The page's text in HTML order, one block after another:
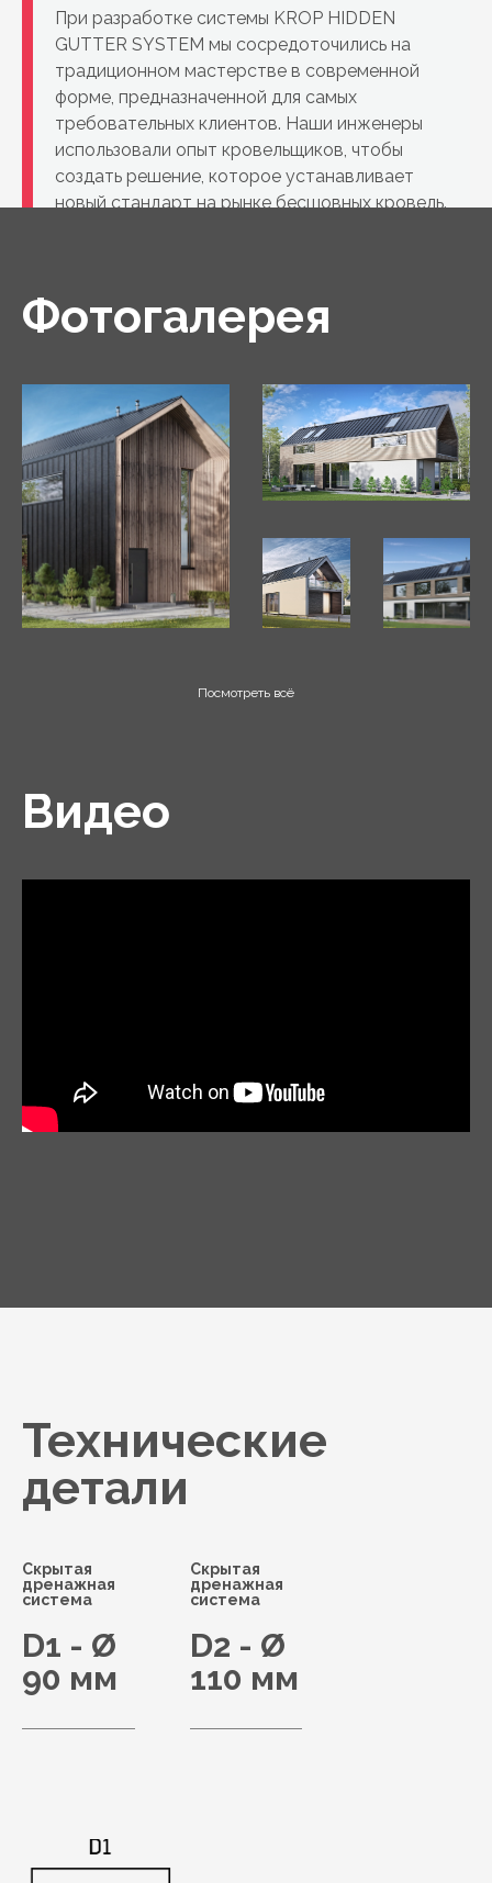
При разработке системы KROP HIDDEN
GUTTER SYSTEM мы сосредоточились на
традиционном мастерстве в современной
форме, предназначенной для самых
требовательных клиентов. Наши инженеры
использовали опыт кровельщиков, чтобы
создать решение, которое устанавливает
новый стандарт на рынке бесшовных кровель.
Фотогалерея
Посмотреть всё
Видео
Технические
детали
Скрытая
дренажная
система
D1 - Ø
90 мм
Скрытая
дренажная
система
D2 - Ø
110 мм